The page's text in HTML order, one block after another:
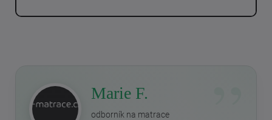
Marie F.
odborník na matrace